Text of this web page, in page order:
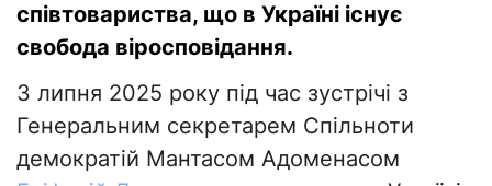
співтовариства, що в Україні існує
свобода віросповідання.
3 липня 2025 року під час зустрічі з
Генеральним секретарем Спільноти
демократій Мантасом Адоменасом